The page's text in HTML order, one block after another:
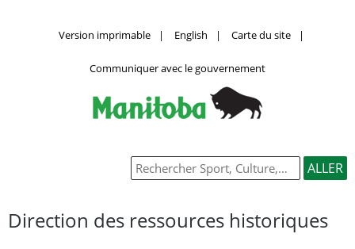
Version imprimable | English | Carte du site |
Communiquer avec le gouvernement
Direction des ressources historiques